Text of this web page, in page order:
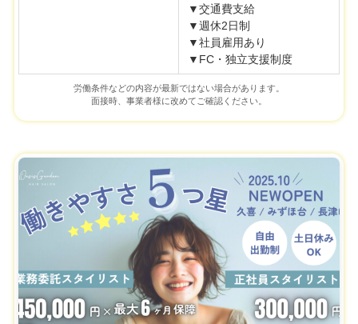
▼交通費支給
▼週休2日制
▼社員雇用あり
▼FC・独立支援制度
労働条件などの内容が最新ではない場合があります。
面接時、事業者様に改めてご確認ください。